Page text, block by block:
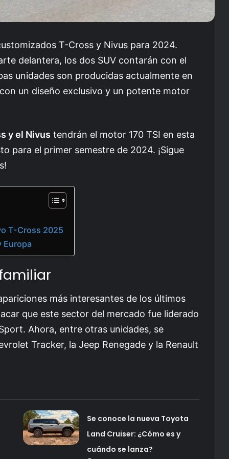
T-Cross y Nivus para 2024.
delantera, los dos SUV contarán con el
unidades son producidas actualmente en
un diseño exclusivo y un potente motor
y el Nivus tendrán el motor 170 TSI en esta
para el primer semestre de 2024. ¡Sigue
T-Cross 2025
Europa
más interesantes de los últimos
que este sector del mercado fue liderado
Ahora, entre otras unidades, se
Tracker, la Jeep Renegade y la Renault
Se conoce la nueva Toyota
Land Cruiser: ¿Cómo es y
cuándo se lanza?